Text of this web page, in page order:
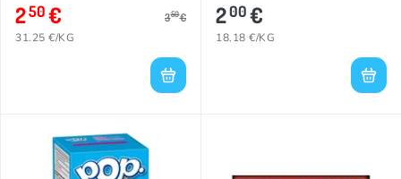
250€ 350€
31.25 €/KG
200€
18.18 €/KG